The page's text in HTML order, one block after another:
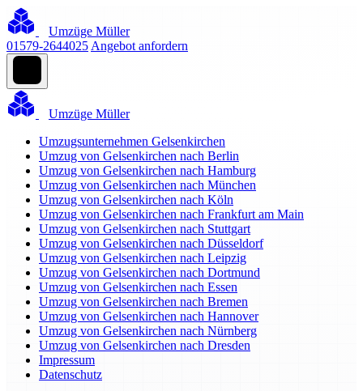
Umzüge Müller
01579-2644025 Angebot anfordern
Umzüge Müller
Umzugsunternehmen Gelsenkirchen
Umzug von Gelsenkirchen nach Berlin
Umzug von Gelsenkirchen nach Hamburg
Umzug von Gelsenkirchen nach München
Umzug von Gelsenkirchen nach Köln
Umzug von Gelsenkirchen nach Frankfurt am Main
Umzug von Gelsenkirchen nach Stuttgart
Umzug von Gelsenkirchen nach Düsseldorf
Umzug von Gelsenkirchen nach Leipzig
Umzug von Gelsenkirchen nach Dortmund
Umzug von Gelsenkirchen nach Essen
Umzug von Gelsenkirchen nach Bremen
Umzug von Gelsenkirchen nach Hannover
Umzug von Gelsenkirchen nach Nürnberg
Umzug von Gelsenkirchen nach Dresden
Impressum
Datenschutz